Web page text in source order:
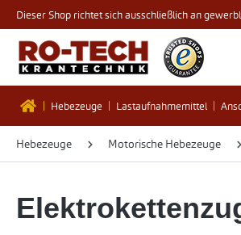
Hauptinhalt springen
Zur Suche springen
Zur Hauptnavigation springen
Dieser Shop richtet sich ausschließlich an
Hebezeuge Lastaufnahmemittel
Hebezeuge Motorische Hebezeuge